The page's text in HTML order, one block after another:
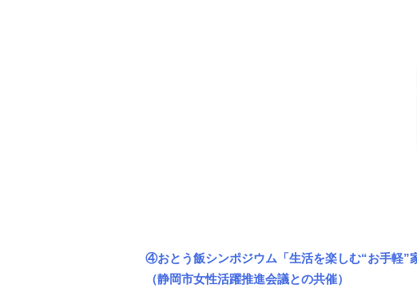
④おとう飯シンポジウム「生活を楽しむ“お手軽”
（静岡市女性活躍推進会議との共催）